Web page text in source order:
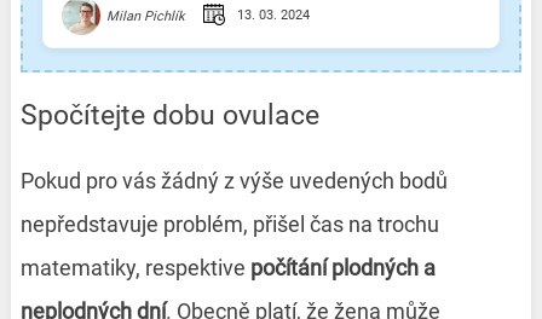
Milan Pichlík 13. 03. 2024
Spočítejte dobu ovulace
Pokud pro vás žádný z výše uvedených bodů
nepředstavuje problém, přišel čas na trochu
matematiky, respektive počítání plodných a
neplodných dní. Obecně platí, že žena může